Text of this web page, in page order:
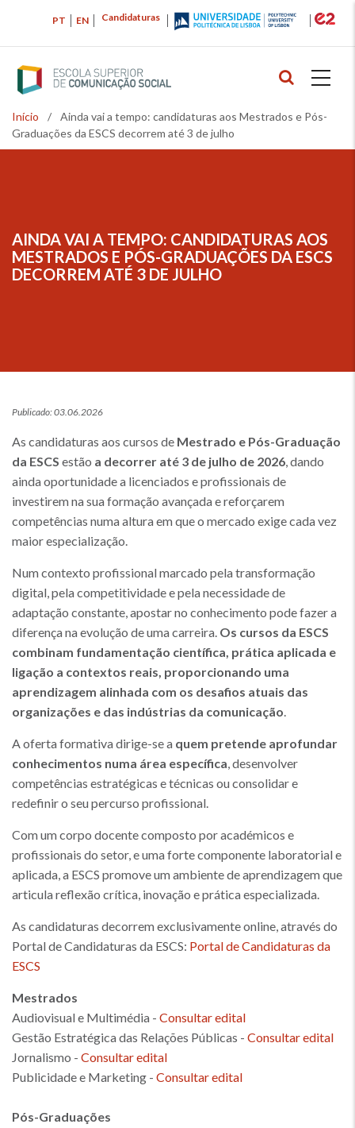
principal
Candidaturas
PT EN
Navegação
estrutural
Início /
Ainda vai a tempo: candidaturas aos Mestrados e Pós-
Graduações da ESCS decorrem até 3 de julho
AINDA VAI A TEMPO: CANDIDATURAS AOS
MESTRADOS E PÓS-GRADUAÇÕES DA ESCS
DECORREM ATÉ 3 DE JULHO
NAVEGAÇÃO
ESTRUTURAL
Publicado: 03.06.2026
As candidaturas aos cursos de Mestrado e Pós-Graduação
da ESCS estão a decorrer até 3 de julho de 2026, dando
ainda oportunidade a licenciados e profissionais de
investirem na sua formação avançada e reforçarem
competências numa altura em que o mercado exige cada vez
maior especialização.
Num contexto profissional marcado pela transformação
digital, pela competitividade e pela necessidade de
adaptação constante, apostar no conhecimento pode fazer a
diferença na evolução de uma carreira. Os cursos da ESCS
combinam fundamentação científica, prática aplicada e
ligação a contextos reais, proporcionando uma
aprendizagem alinhada com os desafios atuais das
organizações e das indústrias da comunicação.
A oferta formativa dirige-se a quem pretende aprofundar
conhecimentos numa área específica, desenvolver
competências estratégicas e técnicas ou consolidar e
redefinir o seu percurso profissional.
Com um corpo docente composto por académicos e
profissionais do setor, e uma forte componente laboratorial e
aplicada, a ESCS promove um ambiente de aprendizagem que
articula reflexão crítica, inovação e prática especializada.
As candidaturas decorrem exclusivamente online, através do
Portal de Candidaturas da ESCS: Portal de Candidaturas da
ESCS
Mestrados
Audiovisual e Multimédia - Consultar edital
Gestão Estratégica das Relações Públicas - Consultar edital
Jornalismo - Consultar edital
Publicidade e Marketing - Consultar edital
Pós-Graduações